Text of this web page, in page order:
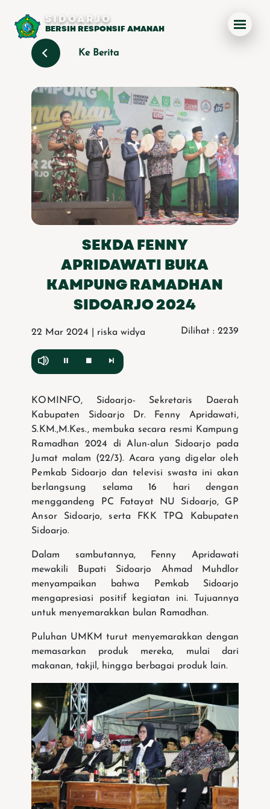
SIDOARJO
BERSIH RESPONSIF AMANAH
Ke Berita
SEKDA FENNY
APRIDAWATI BUKA
KAMPUNG RAMADHAN
SIDOARJO 2024
22 Mar 2024 | riska widya Dilihat : 2239
KOMINFO, Sidoarjo- Sekretaris Daerah
Kabupaten Sidoarjo Dr. Fenny Apridawati,
S.KM.,M.Kes., membuka secara resmi Kampung
Ramadhan 2024 di Alun-alun Sidoarjo pada
Jumat malam (22/3). Acara yang digelar oleh
Pemkab Sidoarjo dan televisi swasta ini akan
berlangsung selama 16 hari dengan
menggandeng PC Fatayat NU Sidoarjo, GP
Ansor Sidoarjo, serta FKK TPQ Kabupaten
Sidoarjo.
Dalam sambutannya, Fenny Apridawati
mewakili Bupati Sidoarjo Ahmad Muhdlor
menyampaikan bahwa Pemkab Sidoarjo
mengapresiasi positif kegiatan ini. Tujuannya
untuk menyemarakkan bulan Ramadhan.
Puluhan UMKM turut menyemarakkan dengan
memasarkan produk mereka, mulai dari
makanan, takjil, hingga berbagai produk lain.